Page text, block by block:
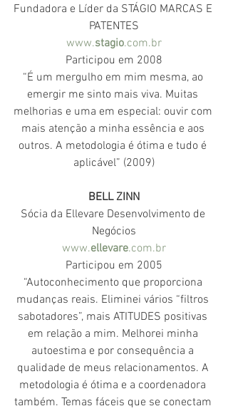
Fundadora e Líder da STÁGIO MARCAS E
PATENTES
www.stagio.com.br
Participou em 2008
“É um mergulho em mim mesma, ao
emergir me sinto mais viva. Muitas
melhorias e uma em especial: ouvir com
mais atenção a minha essência e aos
outros. A metodologia é ótima e tudo é
aplicável” (2009)
BELL ZINN
Sócia da Ellevare Desenvolvimento de
Negócios
www.ellevare.com.br
Participou em 2005
“Autoconhecimento que proporciona
mudanças reais. Eliminei vários “filtros
sabotadores”, mais ATITUDES positivas
em relação a mim. Melhorei minha
autoestima e por consequência a
qualidade de meus relacionamentos. A
metodologia é ótima e a coordenadora
também. Temas fáceis que se conectam